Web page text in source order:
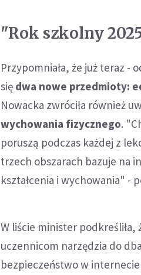
"Rok szkolny
Przypomniała, że już teraz -
się dwa nowe przedmioty:
Nowacka zwróciła również
wychowania fizycznego.
poruszą podczas każdej z
trzech obszarach bazuje na
kształcenia i wychowania" -
W liście minister
uczennicom narzędzia do
bezpieczeństwo w